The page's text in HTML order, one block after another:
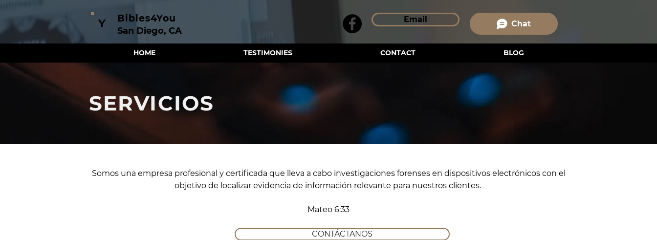
Y Bibles4You
San Diego, CA
Email Chat
HOME TESTIMONIES CONTACT BLOG
SERVICIOS
Somos una empresa profesional y certificada que lleva a cabo investigaciones forenses en dispositivos electrónicos con el
objetivo de localizar evidencia de información relevante para nuestros clientes.
Mateo 6:33
CONTÁCTANOS